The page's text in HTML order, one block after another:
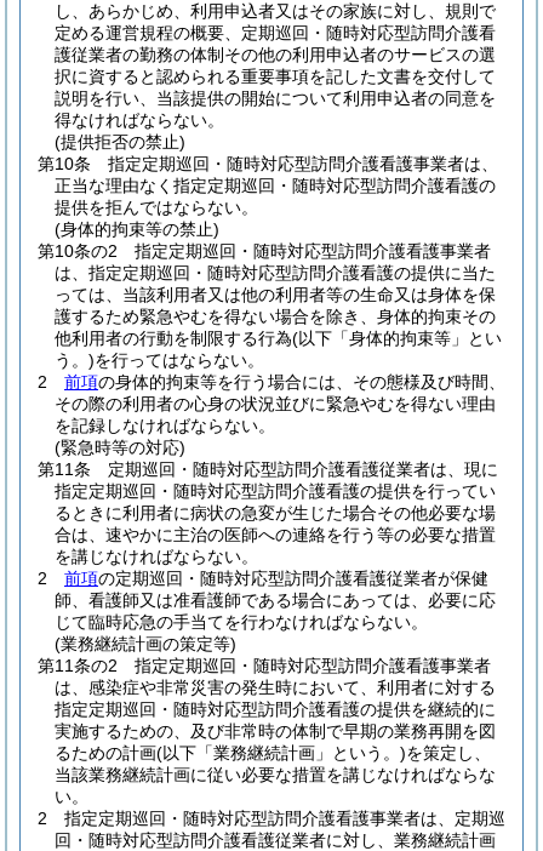
し、あらかじめ、利用申込者又はその家族に対し、規則で
定める運営規程の概要、定期巡回・随時対応型訪問介護看
護従業者の勤務の体制その他の利用申込者のサービスの選
択に資すると認められる重要事項を記した文書を交付して
説明を行い、当該提供の開始について利用申込者の同意を
得なければならない。
(提供拒否の禁止)
第10条
指定定期巡回・随時対応型訪問介護看護事業者は、
正当な理由なく指定定期巡回・随時対応型訪問介護看護の
提供を拒んではならない。
(身体的拘束等の禁止)
第10条の2
指定定期巡回・随時対応型訪問介護看護事業者
は、指定定期巡回・随時対応型訪問介護看護の提供に当た
っては、当該利用者又は他の利用者等の生命又は身体を保
護するため緊急やむを得ない場合を除き、身体的拘束その
他利用者の行動を制限する行為(以下「身体的拘束等」とい
う。)を行ってはならない。
2
前項の身体的拘束等を行う場合には、その態様及び時間、
その際の利用者の心身の状況並びに緊急やむを得ない理由
を記録しなければならない。
(緊急時等の対応)
第11条
定期巡回・随時対応型訪問介護看護従業者は、現に
指定定期巡回・随時対応型訪問介護看護の提供を行ってい
るときに利用者に病状の急変が生じた場合その他必要な場
合は、速やかに主治の医師への連絡を行う等の必要な措置
を講じなければならない。
2
前項の定期巡回・随時対応型訪問介護看護従業者が保健
師、看護師又は准看護師である場合にあっては、必要に応
じて臨時応急の手当てを行わなければならない。
(業務継続計画の策定等)
第11条の2
指定定期巡回・随時対応型訪問介護看護事業者
は、感染症や非常災害の発生時において、利用者に対する
指定定期巡回・随時対応型訪問介護看護の提供を継続的に
実施するための、及び非常時の体制で早期の業務再開を図
るための計画(以下「業務継続計画」という。)を策定し、
当該業務継続計画に従い必要な措置を講じなければならな
い。
2
指定定期巡回・随時対応型訪問介護看護事業者は、定期巡
回・随時対応型訪問介護看護従業者に対し、業務継続計画